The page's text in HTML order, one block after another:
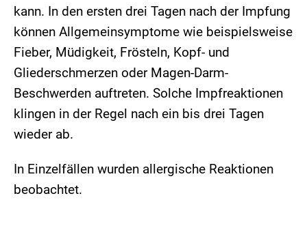
kann. In den ersten drei Tagen nach der Impfung
können Allgemeinsymptome wie beispielsweise
Fieber, Müdigkeit, Frösteln, Kopf- und
Gliederschmerzen oder Magen-Darm-
Beschwerden auftreten. Solche Impfreaktionen
klingen in der Regel nach ein bis drei Tagen
wieder ab.
In Einzelfällen wurden allergische Reaktionen
beobachtet.